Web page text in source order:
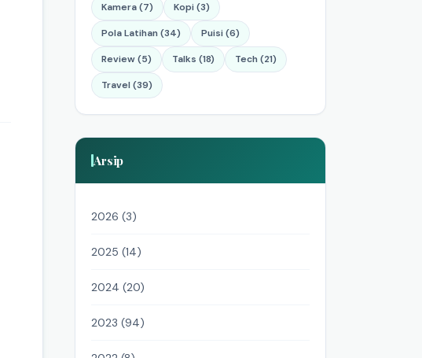
Kamera (7) Kopi (3)
Pola Latihan (34) Puisi (6)
Review (5) Talks (18) Tech (21)
Travel (39)
Arsip
2026 (3)
2025 (14)
2024 (20)
2023 (94)